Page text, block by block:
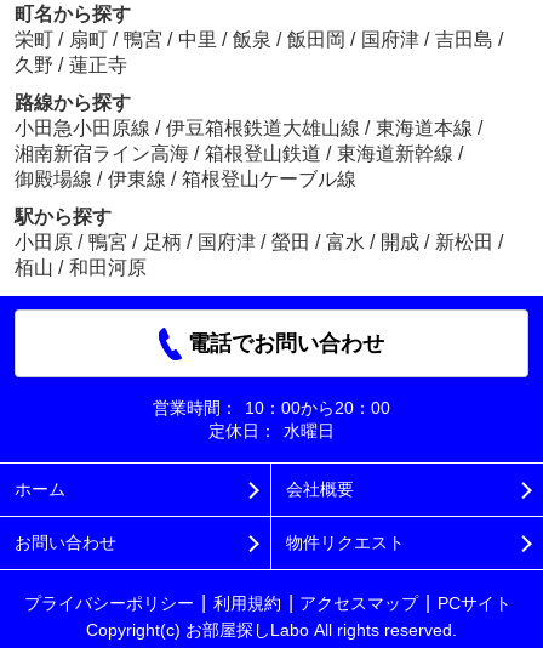
町名から探す
栄町 / 扇町 / 鴨宮 / 中里 / 飯泉 / 飯田岡 / 国府津 / 吉田島 /
久野 / 蓮正寺
路線から探す
小田急小田原線 / 伊豆箱根鉄道大雄山線 / 東海道本線 /
湘南新宿ライン高海 / 箱根登山鉄道 / 東海道新幹線 /
御殿場線 / 伊東線 / 箱根登山ケーブル線
駅から探す
小田原 / 鴨宮 / 足柄 / 国府津 / 螢田 / 富水 / 開成 / 新松田 /
栢山 / 和田河原
電話でお問い合わせ
営業時間：
10：00から20：00
定休日：
水曜日
ホーム 会社概要
お問い合わせ 物件リクエスト
プライバシーポリシー 利用規約 アクセスマップ
PCサイト
Copyright(c) お部屋探しLabo All rights reserved.